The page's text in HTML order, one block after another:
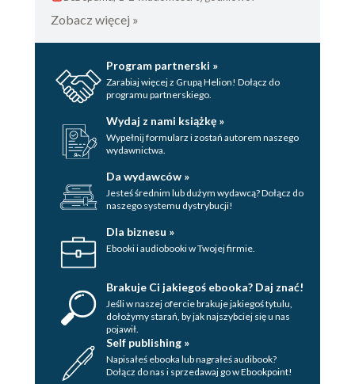
Zobacz więcej »
Program partnerski »
Zarabiaj więcej z Grupą Helion! Dołącz do
programu partnerskiego.
Wydaj z nami książkę »
Wypełnij formularz i zostań autorem naszego
wydawnictwa.
Da wydawców »
Jesteś średnim lub dużym wydawcą? Dołącz do
naszego systemu dystrybucji!
Dla biznesu »
Ebooki i audiobooki w Twojej firmie.
Brakuje Ci jakiegoś ebooka? Daj znać!
Jeśli w naszej ofercie brakuje jakiegoś tytulu,
dołożymy starań, by jak najszybciej się u nas
pojawił.
Self publishing »
Napisałeś ebooka lub nagrałeś audibook?
Dołącz do nas i sprzedawaj go w Ebookpoint!